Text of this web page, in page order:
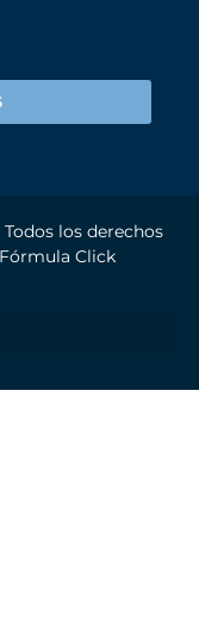
Todos los derechos
Fórmula Click